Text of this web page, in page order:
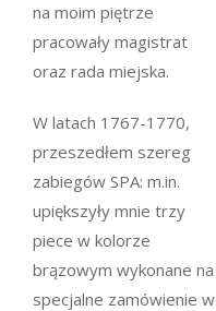
na moim piętrze
pracowały magistrat
oraz rada miejska.
W latach 1767-1770,
przeszedłem szereg
zabiegów SPA: m.in.
upiększyły mnie trzy
piece w kolorze
brązowym wykonane na
specjalne zamówienie w